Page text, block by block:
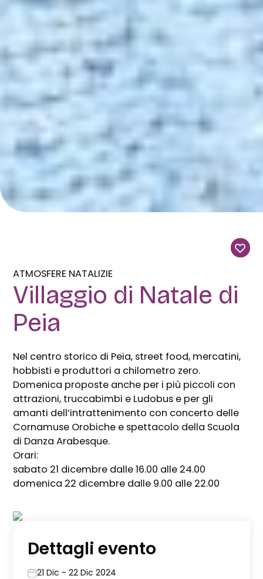
ATMOSFERE NATALIZIE
Villaggio di Natale di
Peia
Nel centro storico di Peia, street food, mercatini,
hobbisti e produttori a chilometro zero.
Domenica proposte anche per i più piccoli con
attrazioni, truccabimbi e Ludobus e per gli
amanti dell’intrattenimento con concerto delle
Cornamuse Orobiche e spettacolo della Scuola
di Danza Arabesque.
Orari:
sabato 21 dicembre dalle 16.00 alle 24.00
domenica 22 dicembre dalle 9.00 alle 22.00
Dettagli evento
21 Dic - 22 Dic 2024